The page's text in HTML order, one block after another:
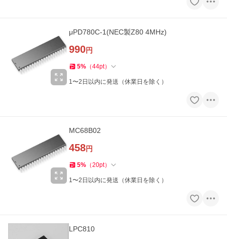
μPD780C-1(NEC製Z80 4MHz)
990円
5% （44pt）
1〜2日以内に発送（休業日を除く）
MC68B02
458円
5% （20pt）
1〜2日以内に発送（休業日を除く）
LPC810